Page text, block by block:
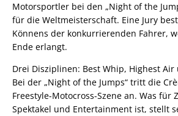
Motorsportler bei den „Night of the
für die Weltmeisterschaft. Eine Jury
Könnens der konkurrierenden Fahrer,
Ende erlangt.
Drei Disziplinen: Best Whip, Highest Air
Bei der „Night of the Jumps“ tritt die
Freestyle-Motocross-Szene an. Was für
Spektakel und Entertainment ist, stellt